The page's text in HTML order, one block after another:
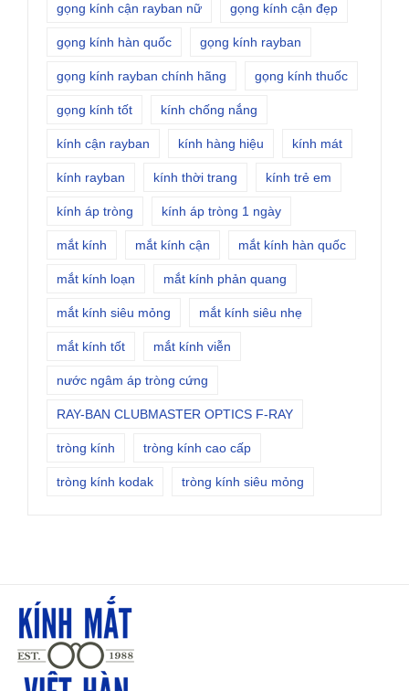
gọng kính cận rayban nữ gọng kính cận đẹp
gọng kính hàn quốc gọng kính rayban
gọng kính rayban chính hãng gọng kính thuốc
gọng kính tốt kính chống nắng
kính cận rayban kính hàng hiệu kính mát
kính rayban kính thời trang kính trẻ em
kính áp tròng kính áp tròng 1 ngày
mắt kính mắt kính cận mắt kính hàn quốc
mắt kính loạn mắt kính phản quang
mắt kính siêu mỏng mắt kính siêu nhẹ
mắt kính tốt mắt kính viễn
nước ngâm áp tròng cứng
RAY-BAN CLUBMASTER OPTICS F-RAY
tròng kính tròng kính cao cấp
tròng kính kodak tròng kính siêu mỏng